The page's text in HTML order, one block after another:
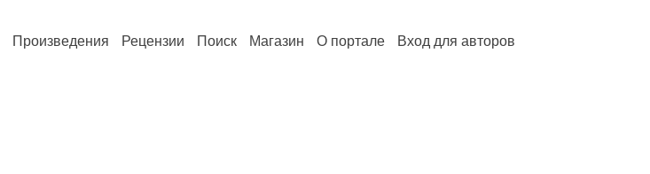
Произведения Рецензии Поиск Магазин О портале Вход для авторов